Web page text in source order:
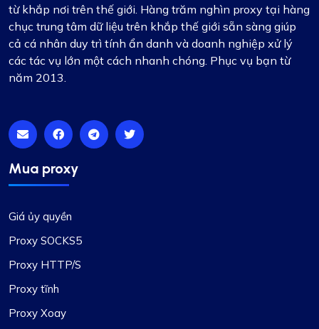
từ khắp nơi trên thế giới. Hàng trăm nghìn proxy tại hàng
chục trung tâm dữ liệu trên khắp thế giới sẵn sàng giúp
cả cá nhân duy trì tính ẩn danh và doanh nghiệp xử lý
các tác vụ lớn một cách nhanh chóng. Phục vụ bạn từ
năm 2013.
Mua proxy
Giá ủy quyền
Proxy SOCKS5
Proxy HTTP/S
Proxy tĩnh
Proxy Xoay